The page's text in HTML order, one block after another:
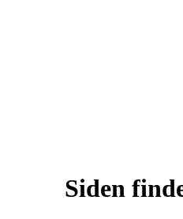
Siden